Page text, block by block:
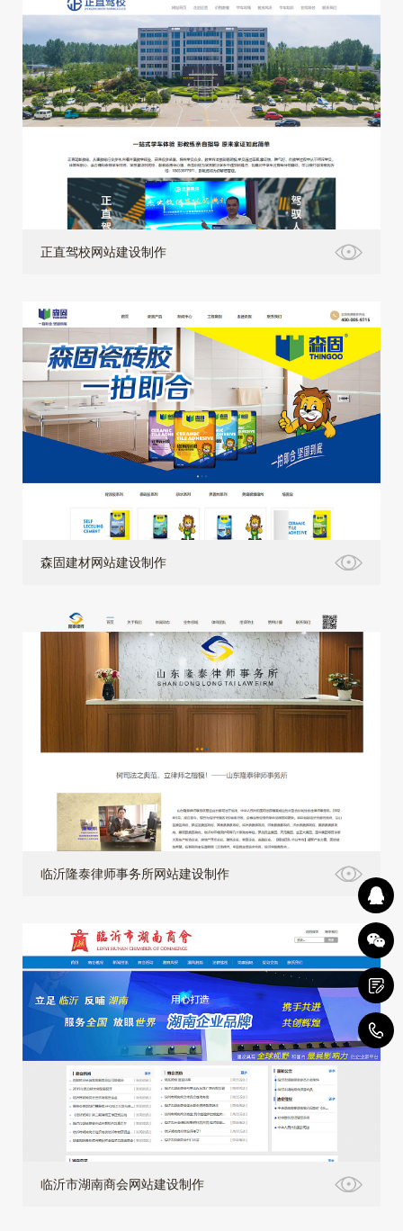
正直驾校网站建设制作
森固建材网站建设制作
临沂隆泰律师事务所网站建设制作
临沂市湖南商会网站建设制作